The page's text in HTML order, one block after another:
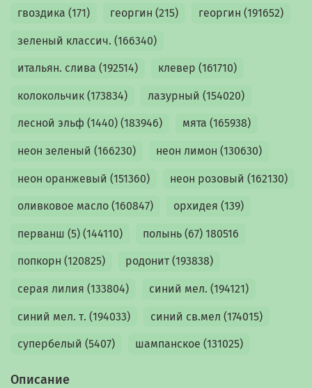
гвоздика (171) георгин (215) георгин (191652)
зеленый классич. (166340)
итальян. слива (192514) клевер (161710)
колокольчик (173834) лазурный (154020)
лесной эльф (1440) (183946) мята (165938)
неон зеленый (166230) неон лимон (130630)
неон оранжевый (151360) неон розовый (162130)
оливковое масло (160847) орхидея (139)
перванш (5) (144110) полынь (67) 180516
попкорн (120825) родонит (193838)
серая лилия (133804) синий мел. (194121)
синий мел. т. (194033) синий св.мел (174015)
супербелый (5407) шампанское (131025)
Описание